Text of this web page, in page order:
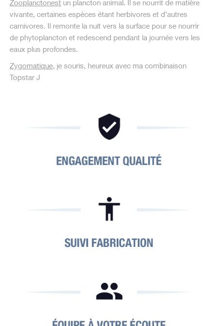
Zooplanctonest un plancton animal. Il se nourrit de matière
vivante, certaines espèces étant herbivores et d’autres
carnivores. Il remonte la nuit vers la surface pour se nourrir
de phytoplancton et redescend pendant la journée vers les
eaux plus profondes.
Zygomatique, je souris, heureux avec ma combinaison
Topstar J